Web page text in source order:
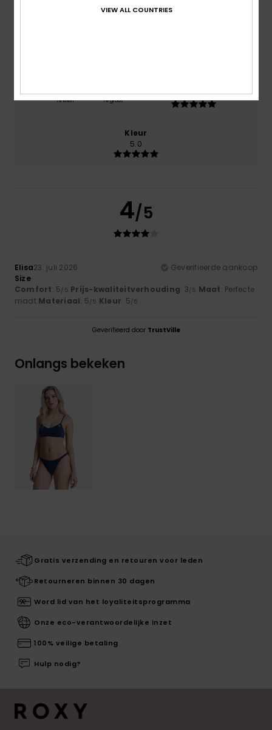
Te klein Te groot
5.0
Kleur
5.0
4/5
Elisa23. juli 2026
Geverifieerde aankoop
Size
Comfort: 5/5 Prijs-kwaliteitverhouding: 3/5 Maat: Perfecte
maat Materiaal: 5/5 Kleur: 5/5
Geverifieerd door TrustVille
Onlangs bekeken
Gratis verzending en retouren voor leden
Retourneren binnen 30 dagen
Word lid van het loyaliteitsprogramma
Onze eco-verantwoordelijke inzet
100% veilige betaling
Hulp nodig?
VIEW ALL COUNTRIES